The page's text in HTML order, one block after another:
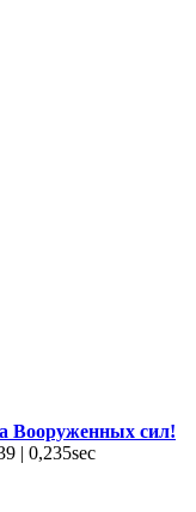
Вооруженных сил!
| 0,235sec